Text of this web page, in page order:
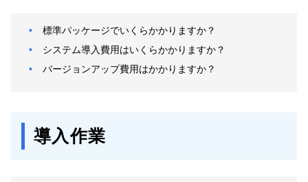
標準パッケージでいくらかかりますか？
システム導入費用はいくらかかりますか？
バージョンアップ費用はかかりますか？
導入作業